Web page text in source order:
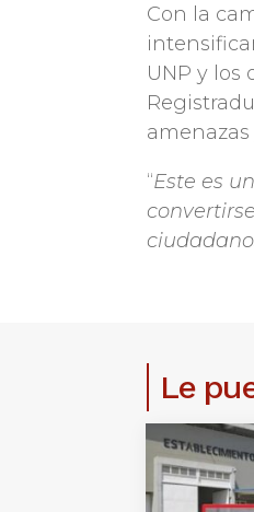
Con la
UNP y
“Este es
Le